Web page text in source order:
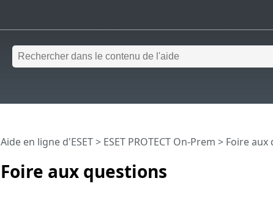
Foire aux questions
Aide en ligne d'ESET> ESET PROTECT On-Prem > Foire aux